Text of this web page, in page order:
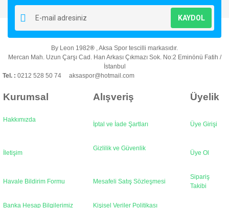
Ürün resmi kalitesiz, bozuk veya görüntülenemiyor.
Ürün açıklamasında eksik bilgiler bulunuyor.
Ürün bilgilerinde hatalar bulunuyor.
Ürün fiyatı diğer sitelerden daha pahalı.
Bu ürüne benzer farklı alternatifler olmalı.
KAYDOL
By Leon 1982® , Aksa Spor tescilli markasıdır.
Mercan Mah. Uzun Çarşı Cad. Han Arkası Çıkmazı Sok. No:2 Eminönü Fatih /
İstanbul
Tel. : 0212 528 50 74 aksaspor@hotmail.com
Kurumsal Alışveriş Üyelik
Hakkımızda
İptal ve İade Şartları Üye Girişi
İletişim
Gizlilik ve Güvenlik
Üye Ol
Havale Bildirim Formu Mesafeli Satış Sözleşmesi
Sipariş
Takibi
Banka Hesap Bilgilerimiz Kişisel Veriler Politikası